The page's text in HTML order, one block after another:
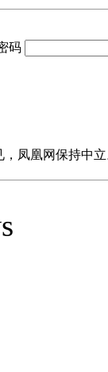
码
，凤凰网保持中